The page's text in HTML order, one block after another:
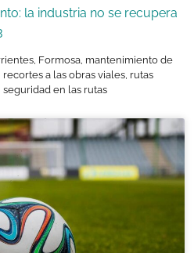
la industria no se recupera
, Formosa, mantenimiento de
recortes a las obras viales, rutas
seguridad en las rutas